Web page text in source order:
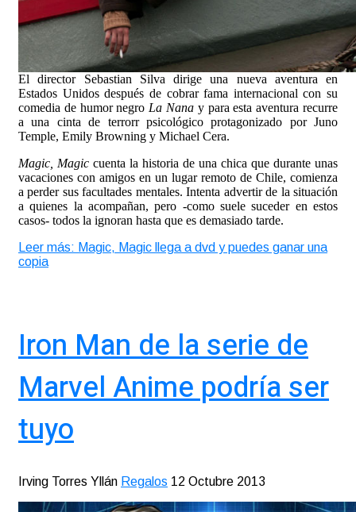
El director Sebastian Silva dirige una nueva aventura en
Estados Unidos después de cobrar fama internacional con su
comedia de humor negro La Nana y para esta aventura recurre
a una cinta de terrorr psicológico protagonizado por Juno
Temple, Emily Browning y Michael Cera.
Magic, Magic cuenta la historia de una chica que durante unas
vacaciones con amigos en un lugar remoto de Chile, comienza
a perder sus facultades mentales. Intenta advertir de la situación
a quienes la acompañan, pero -como suele suceder en estos
casos- todos la ignoran hasta que es demasiado tarde.
Leer más: Magic, Magic llega a dvd y puedes ganar una
copia
Iron Man de la serie de
Marvel Anime podría ser
tuyo
Irving Torres Yllán Regalos 12 Octubre 2013